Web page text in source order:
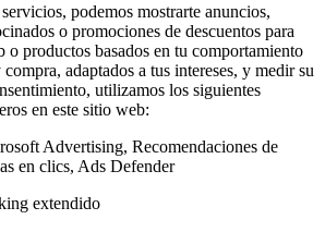
podemos mostrarte anuncios,
o promociones de descuentos para
o productos basados en tu comportamiento
adaptados a tus intereses, y medir su
utilizamos los siguientes
en este sitio web:
Advertising, Recomendaciones de
en clics, Ads Defender
extendido